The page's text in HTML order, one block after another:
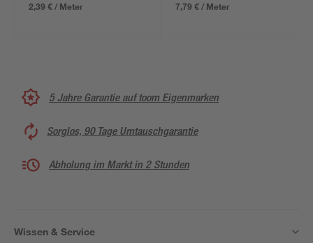
2,39 € / Meter 7,79 € / Meter
5 Jahre Garantie auf toom Eigenmarken
Sorglos, 90 Tage Umtauschgarantie
Abholung im Markt in 2 Stunden
Wissen & Service